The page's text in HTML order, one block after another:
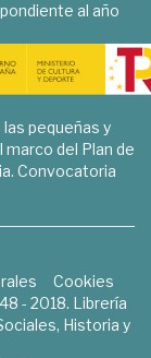
al año
pequeñas y
del Plan de
Convocatoria
Cookies
- 2018. Librería
Historia y